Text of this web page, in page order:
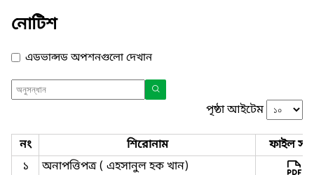
নোটিশ
এডভান্সড অপশনগুলো দেখান
পৃষ্ঠা আইটেম
নং শিরোনাম
ফাইল
১
অনাপত্তিপত্র ( এহসানুল হক খান)